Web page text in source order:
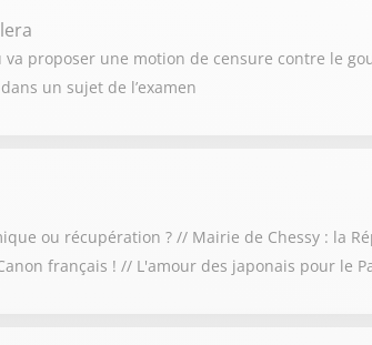
proposer une motion de censure contre le
un sujet de l’examen
ou récupération ? // Mairie de Chessy : la
français ! // L'amour des japonais pour le